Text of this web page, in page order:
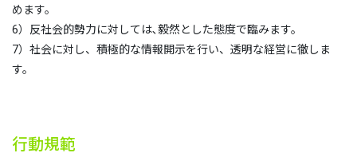
めます。
6）反社会的勢力に対しては､毅然とした態度で臨みます。
7）社会に対し、積極的な情報開示を行い、透明な経営に徹しま
す。
行動規範